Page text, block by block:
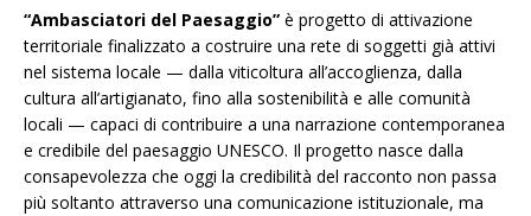
“Ambasciatori del Paesaggio” è progetto di attivazione
territoriale finalizzato a costruire una rete di soggetti già attivi
nel sistema locale — dalla viticoltura all’accoglienza, dalla
cultura all’artigianato, fino alla sostenibilità e alle comunità
locali — capaci di contribuire a una narrazione contemporanea
e credibile del paesaggio UNESCO. Il progetto nasce dalla
consapevolezza che oggi la credibilità del racconto non passa
più soltanto attraverso una comunicazione istituzionale, ma